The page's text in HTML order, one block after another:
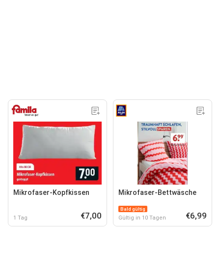
Mikrofaser-Kopfkissen
1 Tag €7,00
Mikrofaser-Bettwäsche
Bald gültig
Gültig in 10 Tagen €6,99